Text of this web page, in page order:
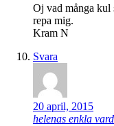
Oj vad många kul
repa mig.
Kram N
Svara
20 april, 2015
helenas enkla